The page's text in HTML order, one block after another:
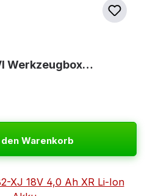
VI Werkzeugbox…
den Warenkorb